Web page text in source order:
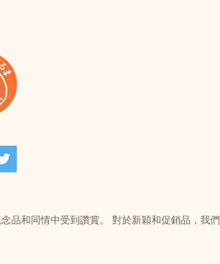
品和同情中受到讚賞。 對於新穎和促銷品，我